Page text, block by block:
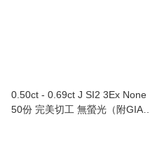
0.50ct - 0.69ct J SI2 3Ex None
50份 完美切工 無螢光（附GIA證